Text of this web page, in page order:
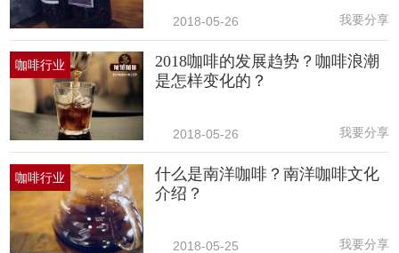
2018-05-26 我要分享
咖啡行业
2018咖啡的发展趋势？咖啡浪潮
是怎样变化的？
2018-05-26 我要分享
咖啡行业
什么是南洋咖啡？南洋咖啡文化
介绍？
2018-05-25 我要分享